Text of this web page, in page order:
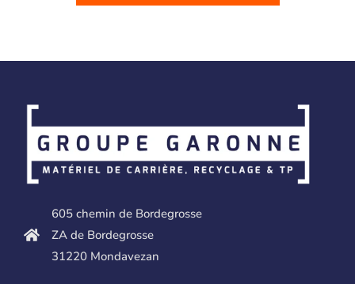
605 chemin de Bordegrosse
ZA de Bordegrosse
31220 Mondavezan